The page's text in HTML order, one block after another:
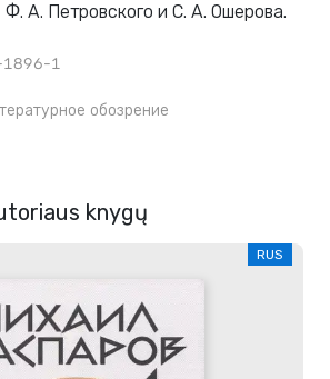
А. Петровского и С. А. Ошерова.
1896-1
обозрение
knygų
RUS